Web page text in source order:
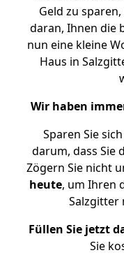
Geld zu
daran, Ihnen die
nun eine kleine
Haus in
Wir haben
Sparen Sie
darum, dass Sie
Zögern Sie nicht
heute, um Ihren
Salzgitter
Füllen Sie jetzt
Sie